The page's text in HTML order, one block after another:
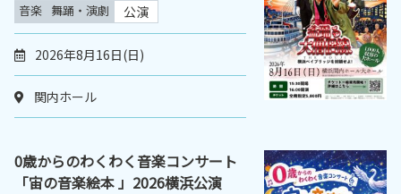
音楽 舞踊・演劇 公演
2026年8月16日(日)
関内ホール
0歳からのわくわく音楽コンサート
「宙の音楽絵本 」2026横浜公演